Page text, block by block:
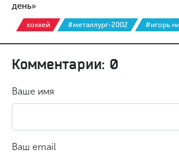
день»
хоккей #металлург-2002 #игорь
Комментарии: 0
Ваше имя
Ваш email